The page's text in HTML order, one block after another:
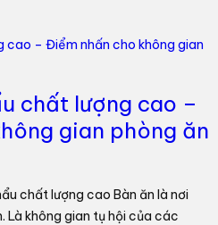
chất lượng cao –
gian phòng ăn
chất lượng cao Bàn ăn là nơi
Là không gian tụ hội của các